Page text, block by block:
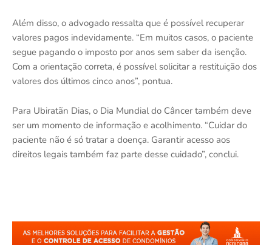
Além disso, o advogado ressalta que é possível recuperar
valores pagos indevidamente. “Em muitos casos, o paciente
segue pagando o imposto por anos sem saber da isenção.
Com a orientação correta, é possível solicitar a restituição dos
valores dos últimos cinco anos”, pontua.
Para Ubiratãn Dias, o Dia Mundial do Câncer também deve
ser um momento de informação e acolhimento. “Cuidar do
paciente não é só tratar a doença. Garantir acesso aos
direitos legais também faz parte desse cuidado”, conclui.